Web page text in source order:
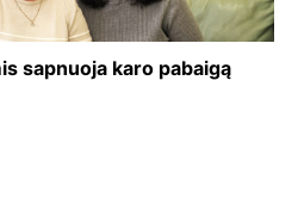
sapnuoja karo pabaigą